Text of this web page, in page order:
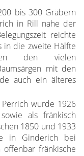
bis 300 Gräbern
in Rill nahe der
reichte
in die zweite Hälfte
den vielen
mit den
auch ein älteres
wurde 1926
als fränkisch
1850 und 1933
in Ginderich bei
offenbar fränkische